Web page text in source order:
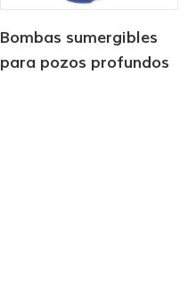
Bombas sumergibles
para pozos profundos